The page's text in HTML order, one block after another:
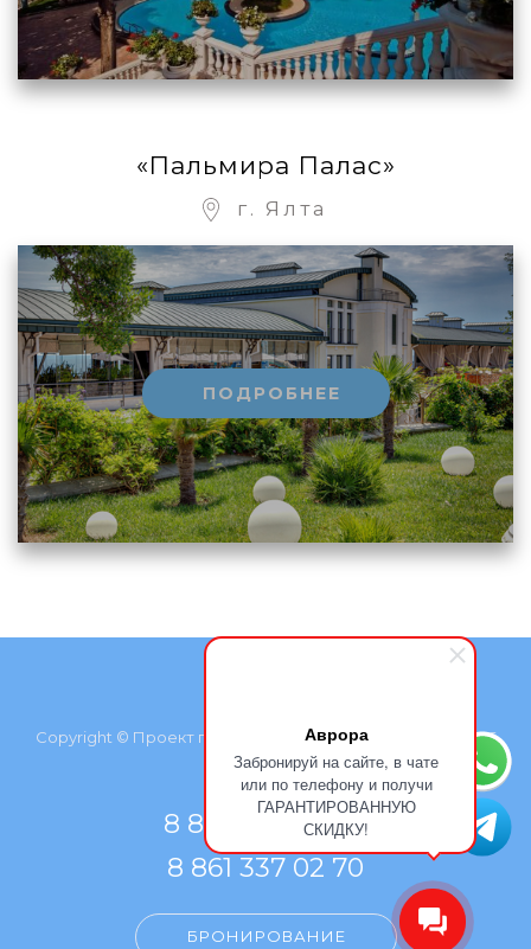
Аврора
Забронируй на сайте, в чате
или по телефону и получи
ГАРАНТИРОВАННУЮ
СКИДКУ!
«Пальмира Палас»
г. Ялта
ПОДРОБНЕЕ
Copyright © Проект группы компаний «Курортмакс», 2026
8 800 500 77 66
8 861 337 02 70
БРОНИРОВАНИЕ